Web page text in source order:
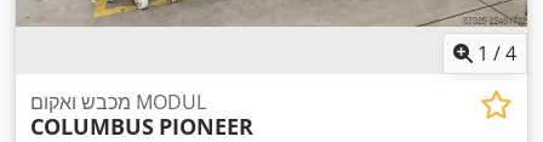
1 /4
מכבש ואקום MODUL
COLUMBUS PIONEER